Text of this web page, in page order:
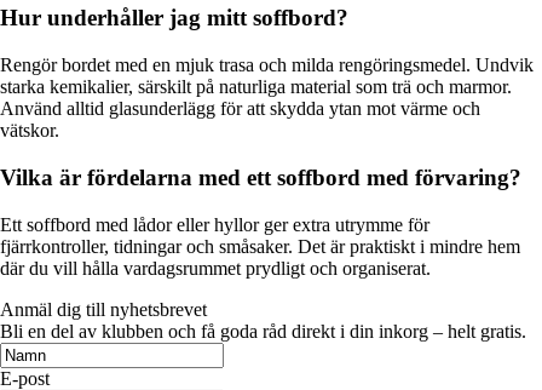
Hur underhåller jag mitt soffbord?
Rengör bordet med en mjuk trasa och milda rengöringsmedel. Undvik
starka kemikalier, särskilt på naturliga material som trä och marmor.
Använd alltid glasunderlägg för att skydda ytan mot värme och
vätskor.
Vilka är fördelarna med ett soffbord med förvaring?
Ett soffbord med lådor eller hyllor ger extra utrymme för
fjärrkontroller, tidningar och småsaker. Det är praktiskt i mindre hem
där du vill hålla vardagsrummet prydligt och organiserat.
Anmäl dig till nyhetsbrevet
Bli en del av klubben och få goda råd direkt i din inkorg – helt gratis.
E-post